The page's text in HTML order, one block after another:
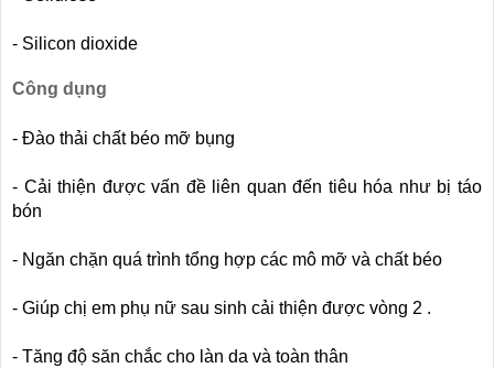
- Silicon dioxide
Công dụng
- Đào thải chất béo mỡ bụng
- Cải thiện được vấn đề liên quan đến tiêu hóa như bị táo
bón
- Ngăn chặn quá trình tổng hợp các mô mỡ và chất béo
- Giúp chị em phụ nữ sau sinh cải thiện được vòng 2 .
- Tăng độ săn chắc cho làn da và toàn thân